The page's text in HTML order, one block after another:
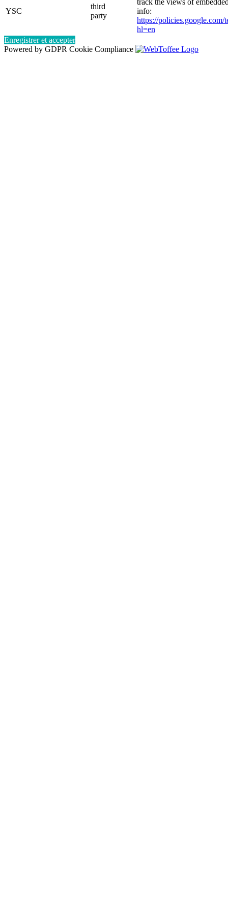
YSC
third
party
track the views of
info:
https://policies.google.com/
hl=en
Enregistrer et accepter
Powered by GDPR Cookie Compliance